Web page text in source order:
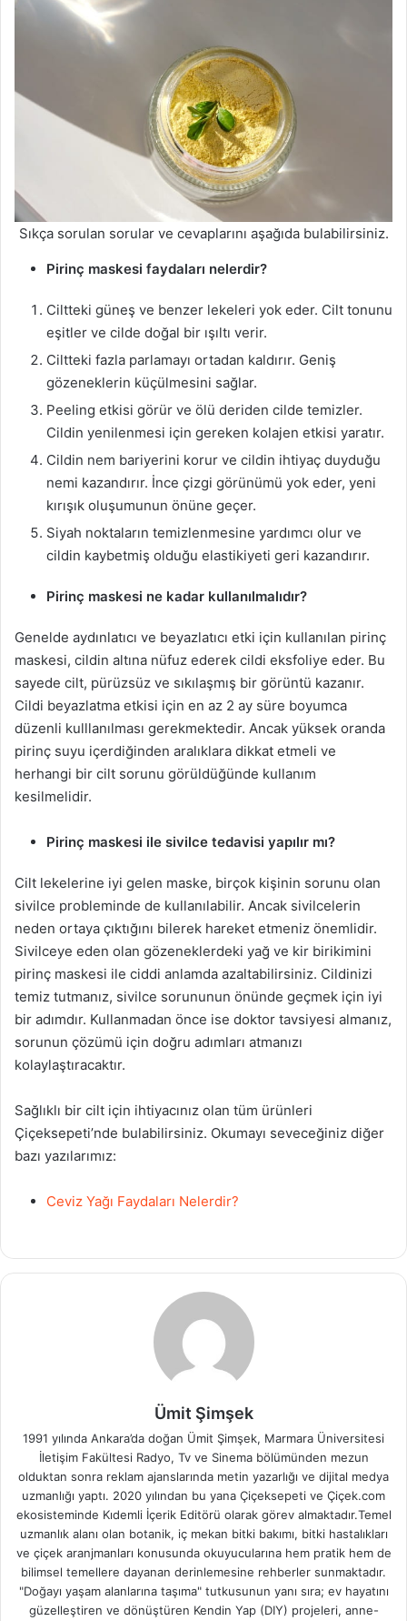
Sıkça sorulan sorular ve cevaplarını aşağıda bulabilirsiniz.
Pirinç maskesi faydaları nelerdir?
Ciltteki güneş ve benzer lekeleri yok eder. Cilt tonunu
eşitler ve cilde doğal bir ışıltı verir.
Ciltteki fazla parlamayı ortadan kaldırır. Geniş
gözeneklerin küçülmesini sağlar.
Peeling etkisi görür ve ölü deriden cilde temizler.
Cildin yenilenmesi için gereken kolajen etkisi yaratır.
Cildin nem bariyerini korur ve cildin ihtiyaç duyduğu
nemi kazandırır. İnce çizgi görünümü yok eder, yeni
kırışık oluşumunun önüne geçer.
Siyah noktaların temizlenmesine yardımcı olur ve
cildin kaybetmiş olduğu elastikiyeti geri kazandırır.
Pirinç maskesi ne kadar kullanılmalıdır?
Genelde aydınlatıcı ve beyazlatıcı etki için kullanılan pirinç
maskesi, cildin altına nüfuz ederek cildi eksfoliye eder. Bu
sayede cilt, pürüzsüz ve sıkılaşmış bir görüntü kazanır.
Cildi beyazlatma etkisi için en az 2 ay süre boyumca
düzenli kulllanılması gerekmektedir. Ancak yüksek oranda
pirinç suyu içerdiğinden aralıklara dikkat etmeli ve
herhangi bir cilt sorunu görüldüğünde kullanım
kesilmelidir.
Pirinç maskesi ile sivilce tedavisi yapılır mı?
Cilt lekelerine iyi gelen maske, birçok kişinin sorunu olan
sivilce probleminde de kullanılabilir. Ancak sivilcelerin
neden ortaya çıktığını bilerek hareket etmeniz önemlidir.
Sivilceye eden olan gözeneklerdeki yağ ve kir birikimini
pirinç maskesi ile ciddi anlamda azaltabilirsiniz. Cildinizi
temiz tutmanız, sivilce sorununun önünde geçmek için iyi
bir adımdır. Kullanmadan önce ise doktor tavsiyesi almanız,
sorunun çözümü için doğru adımları atmanızı
kolaylaştıracaktır.
Sağlıklı bir cilt için ihtiyacınız olan tüm ürünleri
Çiçeksepeti’nde bulabilirsiniz. Okumayı seveceğiniz diğer
bazı yazılarımız:
Ceviz Yağı Faydaları Nelerdir?
Ümit Şimşek
1991 yılında Ankara’da doğan Ümit Şimşek, Marmara Üniversitesi
İletişim Fakültesi Radyo, Tv ve Sinema bölümünden mezun
olduktan sonra reklam ajanslarında metin yazarlığı ve dijital medya
uzmanlığı yaptı. 2020 yılından bu yana Çiçeksepeti ve Çiçek.com
ekosisteminde Kıdemli İçerik Editörü olarak görev almaktadır.Temel
uzmanlık alanı olan botanik, iç mekan bitki bakımı, bitki hastalıkları
ve çiçek aranjmanları konusunda okuyucularına hem pratik hem de
bilimsel temellere dayanan derinlemesine rehberler sunmaktadır.
"Doğayı yaşam alanlarına taşıma" tutkusunun yanı sıra; ev hayatını
güzelleştiren ve dönüştüren Kendin Yap (DIY) projeleri, anne-